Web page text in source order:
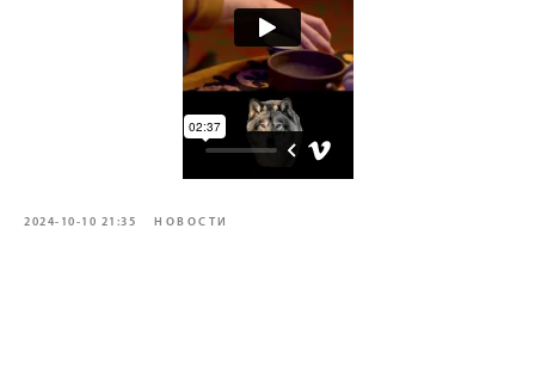
2024-10-10 21:35 НОВОСТИ